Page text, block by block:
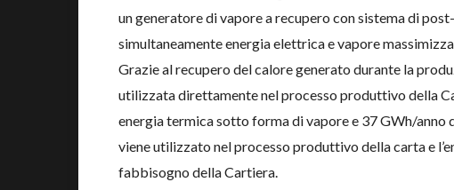
un generatore di vapore a recupero con sistema di
simultaneamente energia elettrica e vapore
Grazie al recupero del calore generato durante la
utilizzata direttamente nel processo produttivo della
energia termica sotto forma di vapore e 37 GWh/
viene utilizzato nel processo produttivo della carta e
fabbisogno della Cartiera.